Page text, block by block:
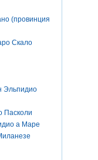
(провинция
Скало
Эльпидио
Пасколи
а Маре